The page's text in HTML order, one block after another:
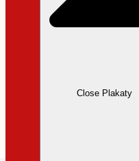
Close Plakaty